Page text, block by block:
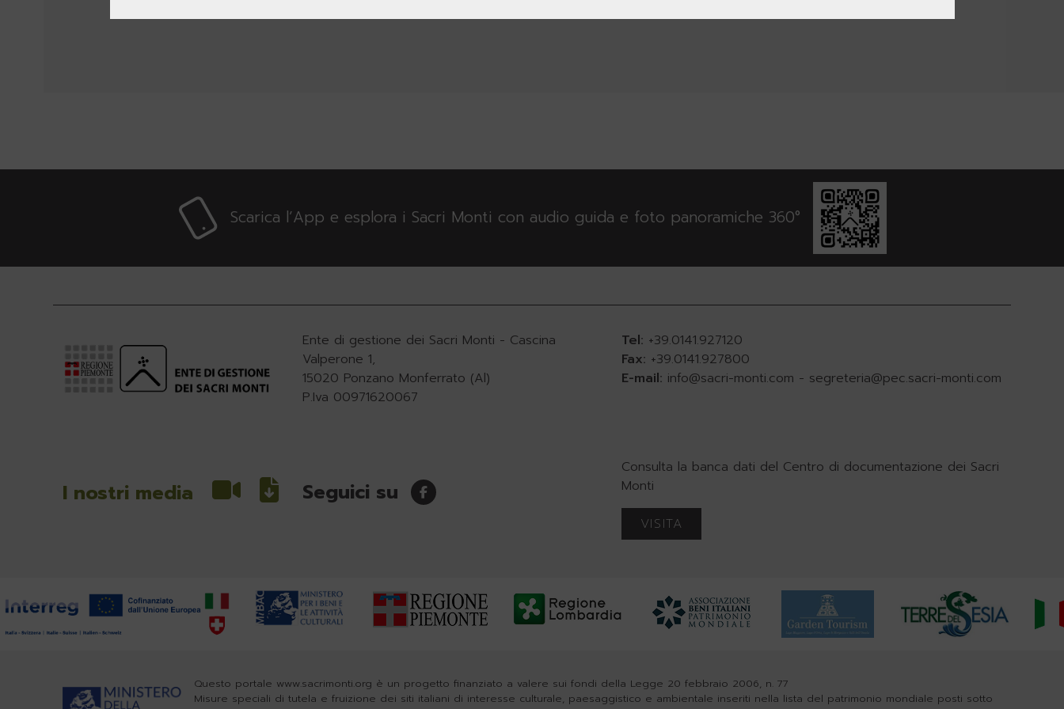
Scarica l’App e esplora i Sacri Monti con audio guida e foto panoramiche 360°
Ente di gestione dei Sacri Monti - Cascina
Valperone 1,
15020 Ponzano Monferrato (Al)
P.Iva 00971620067
Tel: +39.0141.927120
Fax: +39.0141.927800
E-mail: info@sacri-monti.com - segreteria@pec.sacri-monti.com
I nostri media Seguici su
Consulta la banca dati del Centro di documentazione dei Sacri
Monti
VISITA
Questo portale www.sacrimonti.org è un progetto finanziato a valere sui fondi della Legge 20 febbraio 2006, n. 77
Misure speciali di tutela e fruizione dei siti italiani di interesse culturale, paesaggistico e ambientale inseriti nella lista del patrimonio mondiale posti sotto